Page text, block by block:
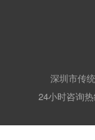
深圳市传
24小时咨询